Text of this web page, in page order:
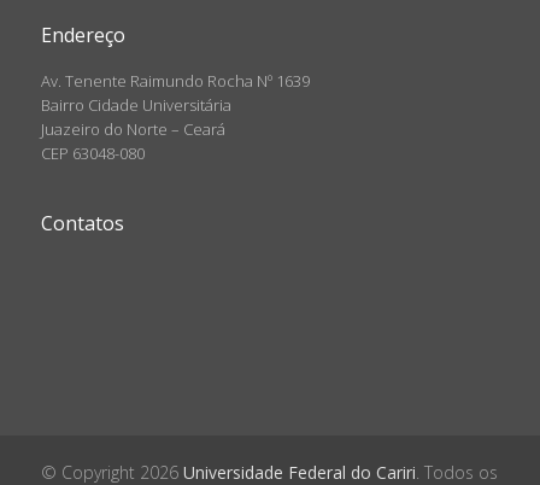
Endereço
Av. Tenente Raimundo Rocha Nº 1639
Bairro Cidade Universitária
Juazeiro do Norte – Ceará
CEP 63048-080
Contatos
© Copyright 2026 Universidade Federal do Cariri . Todos os